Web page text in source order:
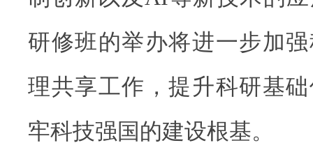
研修班的举办将进一步加
理共享工作，提升科研基
牢科技强国的建设根基。